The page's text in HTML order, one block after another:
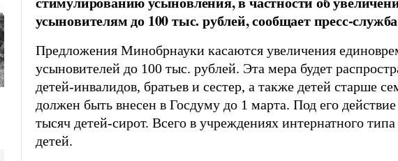
усыновителям до 100 тыс. рублей, сообщает пресс-
Предложения Минобрнауки касаются увеличения
усыновителей до 100 тыс. рублей. Эта мера будет
детей-инвалидов, братьев и сестер, а также детей старше
должен быть внесен в Госдуму до 1 марта. Под его
тысяч детей-сирот. Всего в учреждениях интернатного
детей.